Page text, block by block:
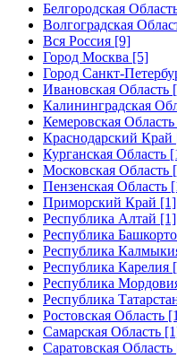
Белгородская
Волгоградская
Вся Россия [9]
Город Москва [5]
Город Санкт-
Ивановская Область
Калининградская
Кемеровская
Краснодарский Край
Курганская Область
Московская Область
Пензенская Область
Приморский Край [1]
Республика Алтай [1]
Республика
Республика
Республика Карелия
Республика
Республика
Ростовская Область
Самарская Область
Саратовская